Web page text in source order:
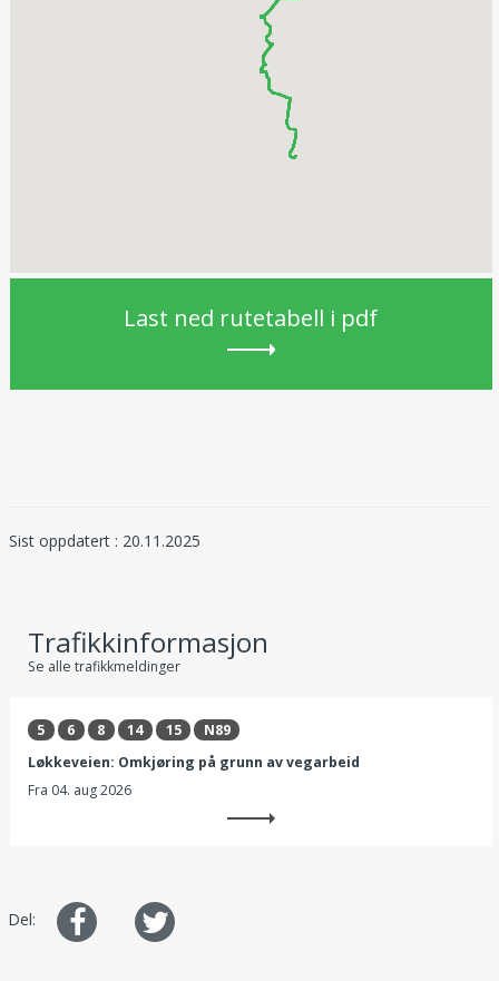
Last ned rutetabell i pdf
Sist oppdatert : 20.11.2025
Trafikkinformasjon
Se alle trafikkmeldinger
5 6 8 14 15
N89
Løkkeveien: Omkjøring på grunn av vegarbeid
Fra 04. aug 2026
Del:
på
på